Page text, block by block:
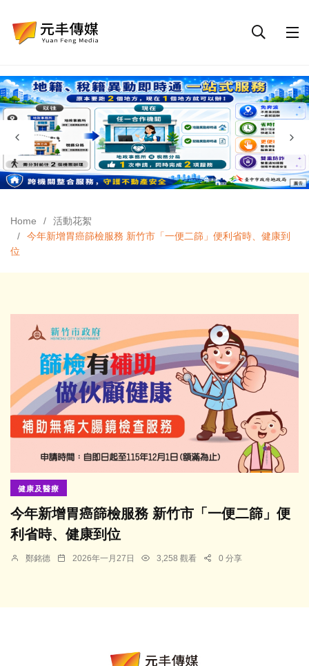
Home
活動花絮
今年新增胃癌篩檢服務 新竹市「一便二篩」便利省時、健康到
位
健康及醫療
今年新增胃癌篩檢服務 新竹市「一便二篩」便
利省時、健康到位
鄭銘德 2026年一月27日 3,258 觀看 0 分享